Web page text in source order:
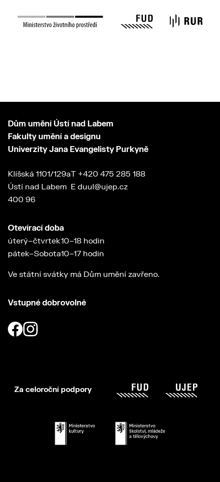
Dům umění Ústí nad Labem
Fakulty umění a designu
Univerzity Jana Evangelisty Purkyně
Klíšská 1101/129a
Ústí nad Labem
400 96
T +420 475 285 188
E duul@ujep.cz
Otevírací doba
úterý–čtvrtek
pátek–Sobota
10–18 hodin
10–17 hodin
Ve státní svátky má Dům umění zavřeno.
Vstupné dobrovolné
Za celoroční podpory